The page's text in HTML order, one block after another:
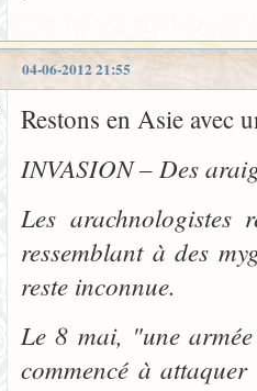
04-06-2012 21:55
Restons en Asie avec
INVASION – Des
Les arachnologistes
ressemblant à des
reste inconnue.
Le 8 mai, "une
commencé à